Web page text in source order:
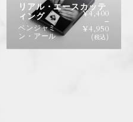
リアル・エースカッテ
ィング
ベンジャミ
ン・アール
¥4,400
–
¥4,950
(税込)